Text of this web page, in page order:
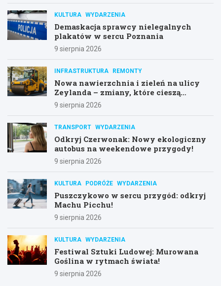
KULTURA WYDARZENIA
Demaskacja sprawcy nielegalnych
plakatów w sercu Poznania
9 sierpnia 2026
INFRASTRUKTURA REMONTY
Nowa nawierzchnia i zieleń na ulicy
Zeylanda – zmiany, które cieszą
mieszkańców
9 sierpnia 2026
TRANSPORT WYDARZENIA
Odkryj Czerwonak: Nowy ekologiczny
autobus na weekendowe przygody!
9 sierpnia 2026
KULTURA PODRÓŻE WYDARZENIA
Puszczykowo w sercu przygód: odkryj
Machu Picchu!
9 sierpnia 2026
KULTURA WYDARZENIA
Festiwal Sztuki Ludowej: Murowana
Goślina w rytmach świata!
9 sierpnia 2026